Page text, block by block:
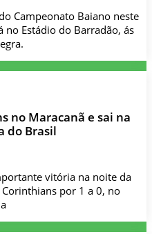
Campeonato Baiano neste
no Estádio do Barradão, ás
no Maracanã e sai na
do Brasil
vitória na noite da
por 1 a 0, no